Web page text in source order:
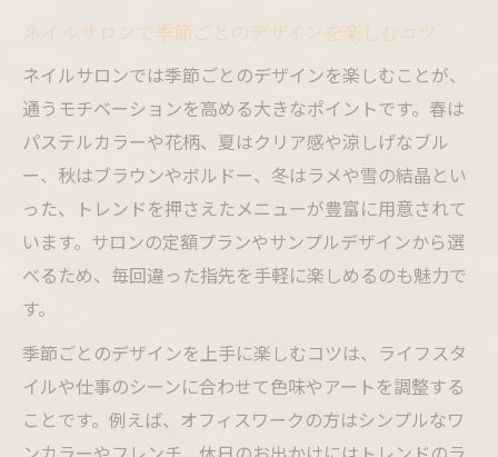
ネイルサロンで季節ごとのデザインを楽しむコツ
ネイルサロンでは季節ごとのデザインを楽しむことが、
通うモチベーションを高める大きなポイントです。春は
パステルカラーや花柄、夏はクリア感や涼しげなブル
ー、秋はブラウンやボルドー、冬はラメや雪の結晶とい
った、トレンドを押さえたメニューが豊富に用意されて
います。サロンの定額プランやサンプルデザインから選
べるため、毎回違った指先を手軽に楽しめるのも魅力で
す。
季節ごとのデザインを上手に楽しむコツは、ライフスタ
イルや仕事のシーンに合わせて色味やアートを調整する
ことです。例えば、オフィスワークの方はシンプルなワ